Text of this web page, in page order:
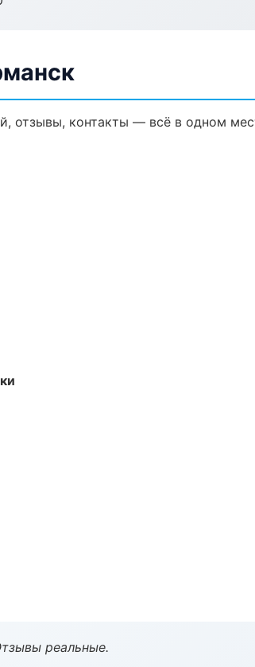
отзывы, контакты — всё в одном
реальные.